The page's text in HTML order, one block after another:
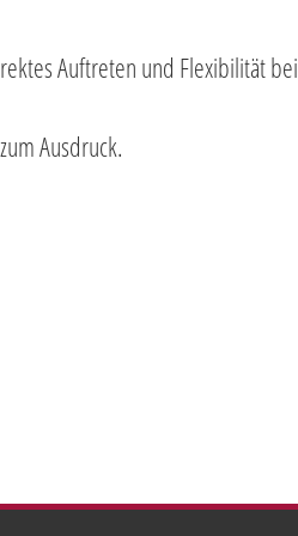
Auftreten und Flexibilität bei
Ausdruck.